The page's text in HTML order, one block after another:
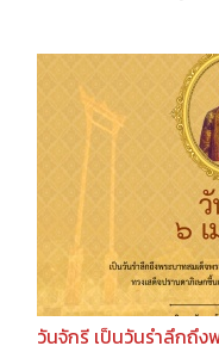
วันจักรี เป็นวันรำลึกถึง